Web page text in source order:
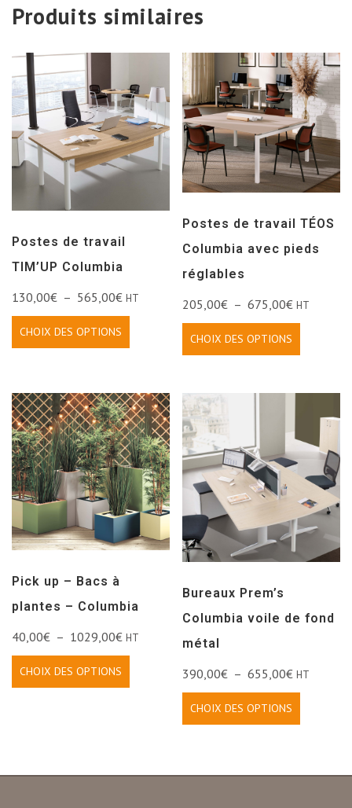
Produits similaires
Postes de travail
TIM’UP Columbia
130,00€ – 565,00€ HT
CHOIX DES OPTIONS
Postes de travail TÉOS
Columbia avec pieds
réglables
205,00€ – 675,00€ HT
CHOIX DES OPTIONS
Pick up – Bacs à
plantes – Columbia
40,00€ – 1029,00€ HT
CHOIX DES OPTIONS
Bureaux Prem’s
Columbia voile de fond
métal
390,00€ – 655,00€ HT
CHOIX DES OPTIONS